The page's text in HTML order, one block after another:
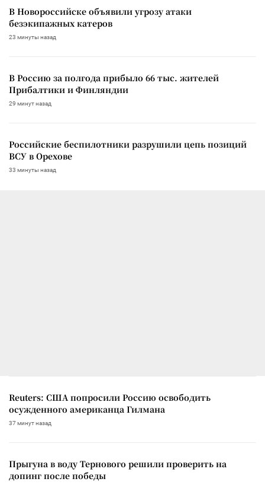
В Новороссийске объявили угрозу атаки
безэкипажных катеров
23 минуты назад
В Россию за полгода прибыло 66 тыс. жителей
Прибалтики и Финляндии
29 минут назад
Российские беспилотники разрушили цепь позиций
ВСУ в Орехове
33 минуты назад
Reuters: США попросили Россию освободить
осужденного американца Гилмана
37 минут назад
Прыгуна в воду Тернового решили проверить на
допинг после победы